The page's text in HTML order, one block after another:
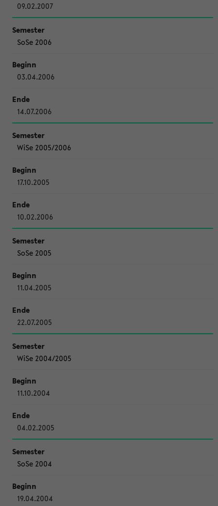
09.02.2007
SoSe 2006
03.04.2006
14.07.2006
WiSe 2005/2006
17.10.2005
10.02.2006
SoSe 2005
11.04.2005
22.07.2005
WiSe 2004/2005
11.10.2004
04.02.2005
SoSe 2004
19.04.2004